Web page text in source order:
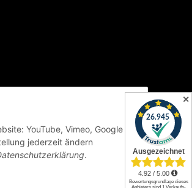
YouTube, Vimeo, Google
jederzeit ändern
.
✕